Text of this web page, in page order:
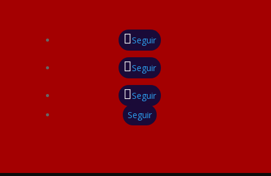
Seguir
Seguir
Seguir
Seguir